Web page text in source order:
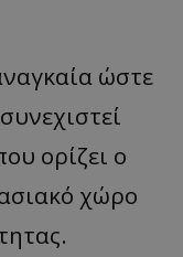
ώστε
ορίζει ο
χώρο